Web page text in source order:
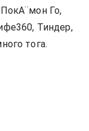
Го,
Тиндер,
тога.